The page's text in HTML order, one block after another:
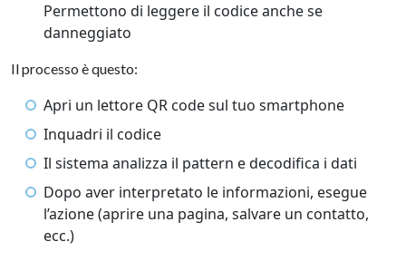
Permettono di leggere il codice anche se
danneggiato
Il processo è questo:
Apri un lettore QR code sul tuo smartphone
Inquadri il codice
Il sistema analizza il pattern e decodifica i dati
Dopo aver interpretato le informazioni, esegue
l’azione (aprire una pagina, salvare un contatto,
ecc.)